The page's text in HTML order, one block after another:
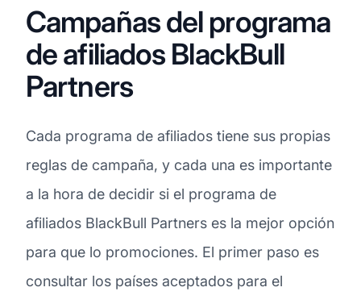
Campañas del programa
de afiliados BlackBull
Partners
Cada programa de afiliados tiene sus propias
reglas de campaña, y cada una es importante
a la hora de decidir si el programa de
afiliados BlackBull Partners es la mejor opción
para que lo promociones. El primer paso es
consultar los países aceptados para el